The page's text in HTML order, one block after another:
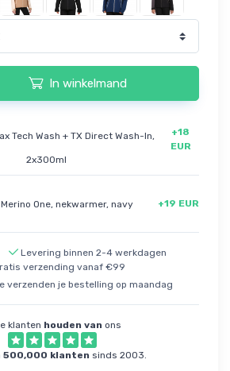
In winkelmand
Tech Wash + TX Direct Wash-In,
2x300ml
+18
EUR
One, nekwarmer, navy +19 EUR
Levering binnen 2-4 werkdagen
verzending vanaf €99
verzenden je bestelling op maandag
klanten houden van ons
500,000 klanten sinds 2003.